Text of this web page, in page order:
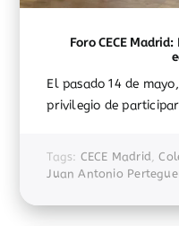
Foro CECE
El pasado 14 de
privilegio de
Tags: CECE Madrid,
Juan Antonio